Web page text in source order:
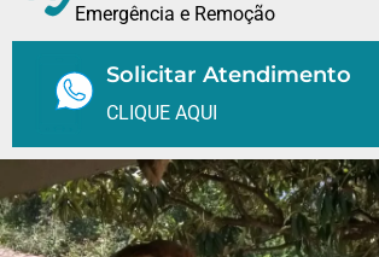
Emergência e Remoção
Solicitar Atendimento
CLIQUE AQUI